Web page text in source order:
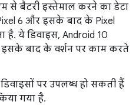
से बैटरी इस्तेमाल करने का डेटा
6 और इसके बाद के Pixel
है. ये डिवाइस, Android 10
बाद के वर्शन पर काम करते
पर उपलब्ध हो सकती हैं
गया है.